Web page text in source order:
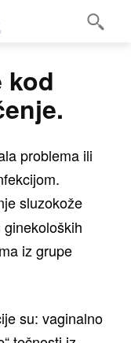
kod
problema ili
sluzokože
iz grupe
su: vaginalno